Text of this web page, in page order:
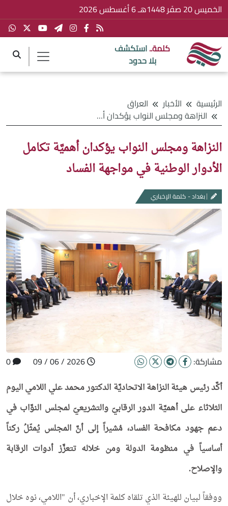
الخميس 20 صفَر 1448هـ 6 أغسطس 2026
كلمة..استكشف
بلا حدود
الرئيسية الأخبار
العراق
النزاهة ومجلس النواب يؤكدان أهميَّة تكامل الأدوار الوطنية في مواجهة الفساد
النزاهة ومجلس النواب يؤكدان أهميَّة تكامل
الأدوار الوطنية في مواجهة الفساد
بغداد - كلمة الإخباري
مشاركة:
أكَّد رئيس هيئة النزاهة الاتحاديَّة الدكتور محمد علي اللامي اليوم
الثلاثاء على أهميَّة الدور الرقابيّ والتشريعيّ لمجلس النوَّاب في
دعم جهود مكافحة الفساد، مُشيراً إلى أنَّ المجلس يُمثّلُ ركناً
أساسياً في منظومة الدولة ومن خلاله تتعزَّز أدوات الرقابة
والإصلاح.
ووفقاً لبيان للهيئة الذي تلقاه كلمة الإخباري، أن "اللامي، نوه خلال